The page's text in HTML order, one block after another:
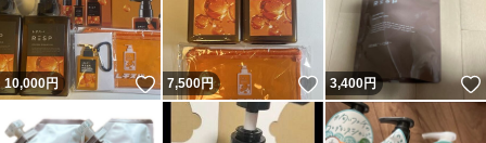
10,000円 いいね！
7,500円 いいね！
3,400円